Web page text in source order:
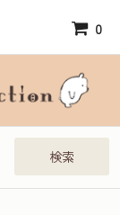
0
検索